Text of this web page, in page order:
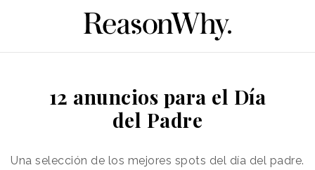
12 anuncios para el Día
del Padre
Una selección de los mejores spots del día del padre.